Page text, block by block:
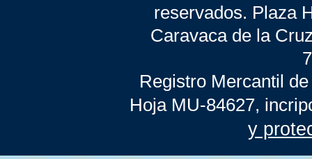
reservados. Plaza
Caravaca de la
Registro Mercantil
Hoja MU-84627,
y